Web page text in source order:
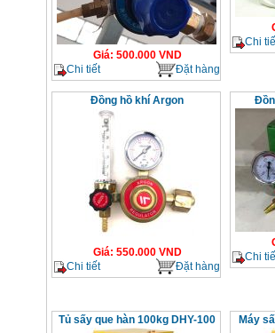
Giá: 500.000VND
Chi tiết
Đặt hàng
Chi
Đồng hồ khí Argon
Giá: 550.000VND
Chi tiết
Đặt hàng
Chi
Tủ sấy que hàn 100kg DHY-100 Máy